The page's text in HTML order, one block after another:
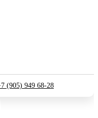
(905) 949 68-28